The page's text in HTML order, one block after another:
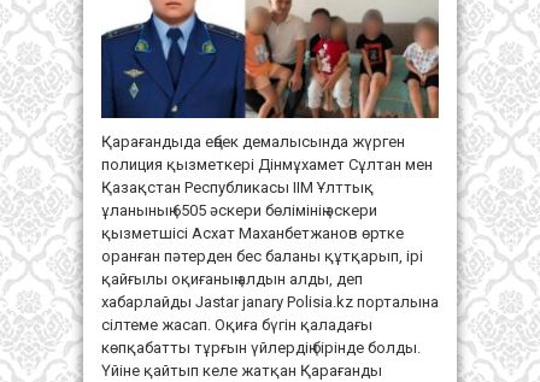
Қарағандыда еңбек демалысында жүрген
полиция қызметкері Дінмұхамет Сұлтан мен
Қазақстан Республикасы ІІМ Ұлттық
ұланының 6505 әскери бөлімінің әскери
қызметшісі Асхат Маханбетжанов өртке
оранған пәтерден бес баланы құтқарып, ірі
қайғылы оқиғаның алдын алды, деп
хабарлайды Jastar janary Polisia.kz порталына
сілтеме жасап. Оқиға бүгін қаладағы
көпқабатты тұрғын үйлердің бірінде болды.
Үйіне қайтып келе жатқан Қарағанды